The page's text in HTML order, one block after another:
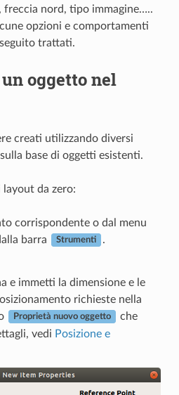
freccia nord, tipo immagine…..
opzioni e comportamenti
trattati.
oggetto nel
creati utilizzando diversi
base di oggetti esistenti.
layout da zero:
corrispondente o dal menu
barra Strumenti
.
e immetti la dimensione e le
richieste nella
Proprietà nuovo oggetto
che
vedi Posizione e